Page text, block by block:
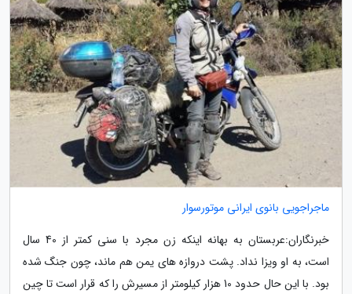
ماجراجویی بانوی ایرانی موتورسوار
خبرنگاران:عربستان به بهانه اینکه زن مجرد با سنی کمتر از 40 سال
است، به او ویزا نداد. پشت دروازه های یمن هم ماند، چون جنگ شده
بود. با این حال حدود 10 هزار کیلومتر از مسیرش را که قرار است تا چین